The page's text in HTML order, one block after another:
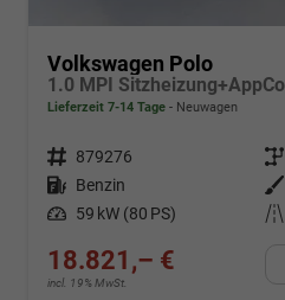
Volkswagen Polo
Lieferzeit 7-14 Tage Neuwagen
Fahrzeugnr. 879276 Getriebe
Kraftstoff Benzin Außenfarbe
Leistung 59 kW (80 PS) Kilometerstand
18.821,– €
incl. 19% MwSt.